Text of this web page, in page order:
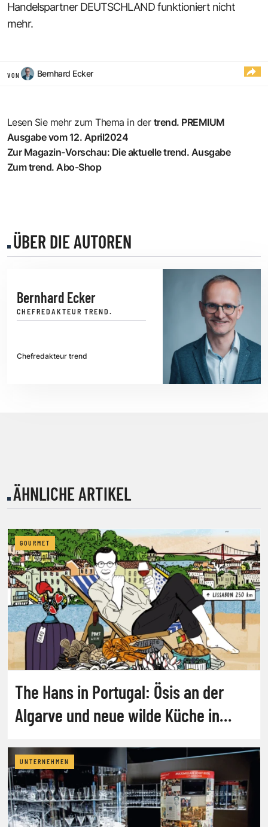
Handelspartner DEUTSCHLAND funktioniert nicht
mehr.
VON Bernhard Ecker
Lesen Sie mehr zum Thema in der trend. PREMIUM
Ausgabe vom 12. April2024
Zur Magazin-Vorschau: Die aktuelle trend. Ausgabe
Zum trend. Abo-Shop
ÜBER DIE AUTOREN
Bernhard Ecker
CHEFREDAKTEUR TREND.
Chefredakteur trend
ÄHNLICHE ARTIKEL
GOURMET
The Hans in Portugal: Ösis an der
Algarve und neue wilde Küche in
UNTERNEHMEN